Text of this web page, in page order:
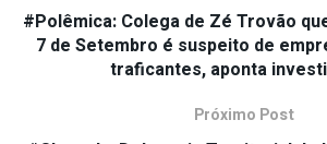
#Polêmica: Colega de Zé Trovão
7 de Setembro é suspeito de
traficantes, aponta
Próximo Post